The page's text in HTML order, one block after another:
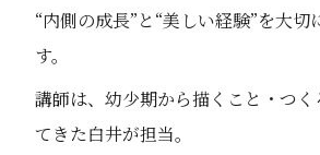
“内側の成長”と“美しい経験”を大切
す。
講師は、幼少期から描くこと・つ
てきた白井が担当。